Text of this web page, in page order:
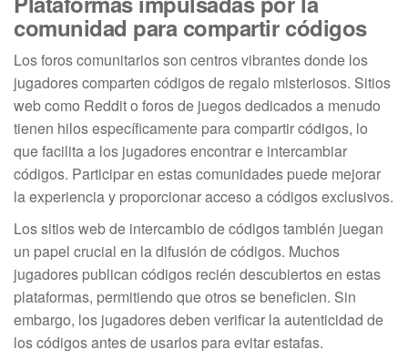
comunidad para compartir códigos
Los foros comunitarios son centros vibrantes donde los
jugadores comparten códigos de regalo misteriosos. Sitios
web como Reddit o foros de juegos dedicados a menudo
tienen hilos específicamente para compartir códigos, lo
que facilita a los jugadores encontrar e intercambiar
códigos. Participar en estas comunidades puede mejorar
la experiencia y proporcionar acceso a códigos exclusivos.
Los sitios web de intercambio de códigos también juegan
un papel crucial en la difusión de códigos. Muchos
jugadores publican códigos recién descubiertos en estas
plataformas, permitiendo que otros se beneficien. Sin
embargo, los jugadores deben verificar la autenticidad de
los códigos antes de usarlos para evitar estafas.